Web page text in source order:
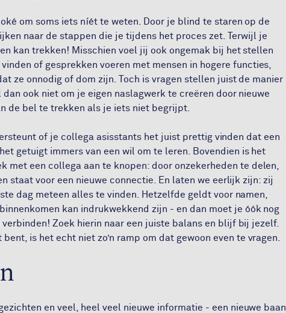
om soms iets níét te weten. Door je blind te staren op de
naar de stappen die je tijdens het proces zet. Terwijl je
kan trekken! Misschien voel jij ook ongemak bij het stellen
of gesprekken voeren met mensen in hogere functies,
ze onnodig of dom zijn. Toch is vragen stellen juist de manier
ook niet om je eigen naslagwerk te creëren door nieuwe
de bel te trekken als je iets niet begrijpt.
of je collega asisstants het juist prettig vinden dat een
getuigt immers van een wil om te leren. Bovendien is het
met een collega aan te knopen: door onzekerheden te delen,
staat voor een nieuwe connectie. En laten we eerlijk zijn: zij
dag meteen alles te vinden. Hetzelfde geldt voor namen,
kan indrukwekkend zijn - en dan moet je óók nog
Zoek hierin naar een juiste balans en blijf bij jezelf.
is het echt niet zo’n ramp om dat gewoon even te vragen.
en veel, heel veel nieuwe informatie - een nieuwe baan